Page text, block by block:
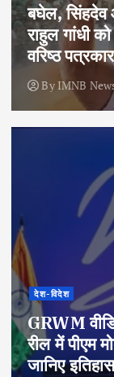
बघेल, सिंहदेव
राहुल गांधी
वरिष्ठ
ByIMNB
देश-विदेश
GRWM
रील में पीएम
जानिए